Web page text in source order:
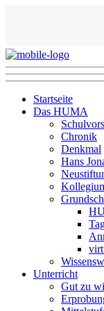
Startseite
Das HUMA
Chronik
Denkmal
Hans
Unterricht
Gut zu